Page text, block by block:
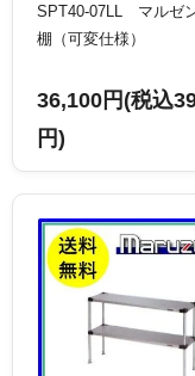
SPT40-07LL マルゼ
棚（可変仕様）
36,100円(税込
円)